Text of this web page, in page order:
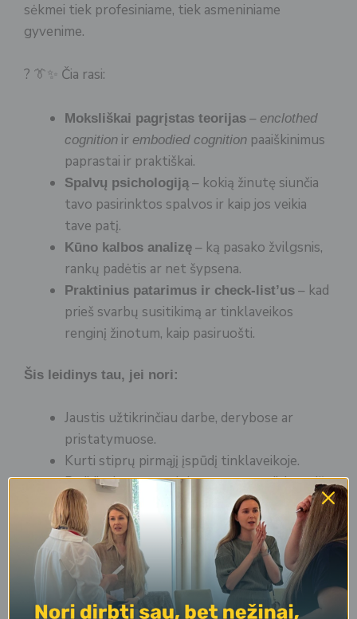
sėkmei tiek profesiniame, tiek asmeniniame
gyvenime.
? 👔✨ Čia rasi:
Moksliškai pagrįstas teorijas – enclothed
cognition ir embodied cognition paaiškinimus
paprastai ir praktiškai.
Spalvų psichologiją– kokią žinutę siunčia
tavo pasirinktos spalvos ir kaip jos veikia
tave patį.
Kūno kalbos analizę – ką pasako žvilgsnis,
rankų padėtis ar net šypsena.
Praktinius patarimus ir check-list’us – kad
prieš svarbų susitikimą ar tinklaveikos
renginį žinotum, kaip pasiruošti.
Šis leidinys tau, jei nori:
Jaustis užtikrinčiau darbe, derybose ar
pristatymuose.
Kurti stiprų pirmąjį įspūdį tinklaveikoje.
Padidinti savo produktyvumą net dirbant iš
namų.
Atrasti, kaip apranga ir kūno kalba gali tapti
tavo „slaptaisiais ginklais“.
👉 Apranga nėra tik mada. Tai – psichologinis
įrankis.